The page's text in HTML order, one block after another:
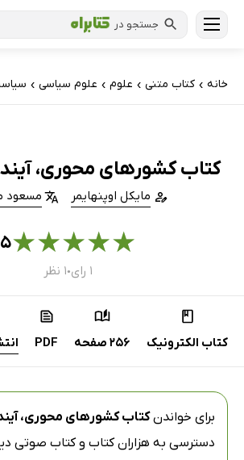
جستجو در
خانه › کتاب‌ متنی › علوم › علوم سیاسی ›
کتاب کشورهای محوری،
مایکل اوپنهایمر مسعود
★
★
★
★
★۵
۱ رای ● ۱ نظر
کتاب الکترونیک 256 صفحه PDF
برای خواندنکتاب کشورهای محوری،
دسترسی به هزاران کتاب و کتاب صوتی